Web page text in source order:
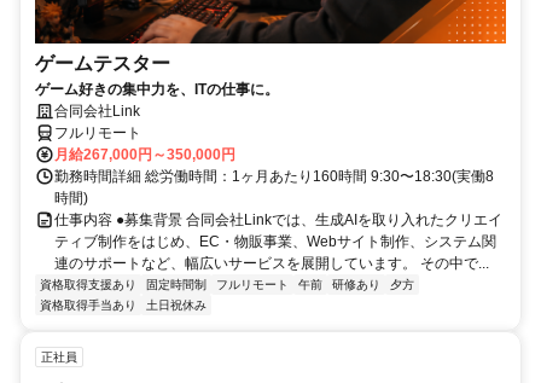
ゲームテスター
ゲーム好きの集中力を、ITの仕事に。
合同会社Link
フルリモート
月給267,000円～350,000円
勤務時間詳細 総労働時間：1ヶ月あたり160時間 9:30〜18:30(実働8
時間)
仕事内容 ●募集背景 合同会社Linkでは、生成AIを取り入れたクリエイ
ティブ制作をはじめ、EC・物販事業、Webサイト制作、システム関
連のサポートなど、幅広いサービスを展開しています。 その中で...
資格取得支援あり 固定時間制 フルリモート 午前 研修あり
夕方
資格取得手当あり
土日祝休み
正社員